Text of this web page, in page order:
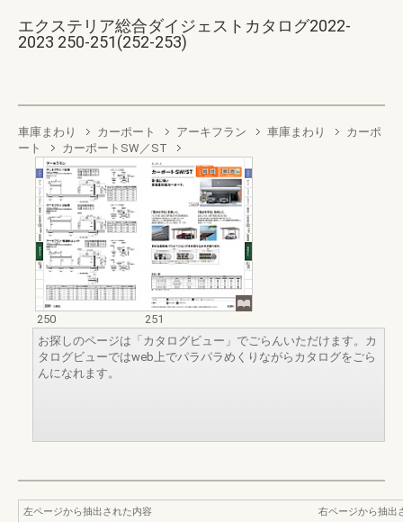
エクステリア総合ダイジェストカタログ2022-
2023 250-251(252-253)
車庫まわり カーポート アーキフラン 車庫まわり
カーポ
ート
カーポートSW／ST
250
251
お探しのページは「カタログビュー」でごらんいただけます。カ
タログビューではweb上でパラパラめくりながらカタログをごら
んになれます。
左ページから抽出された内容
右ページから抽出